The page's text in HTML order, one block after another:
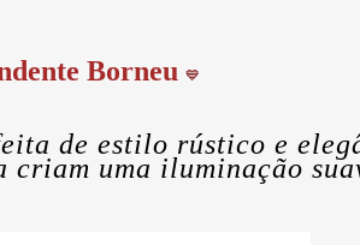
Borneu 💙
de estilo rústico e
uma iluminação